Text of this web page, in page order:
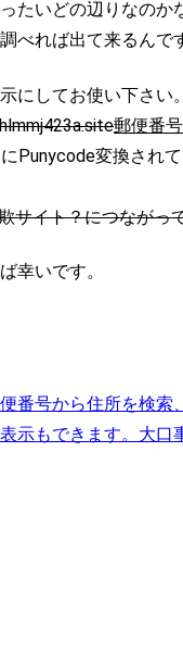
たいどの辺りなのか
べれば出て来るんで
にしてお使い下さい。
郵便番
Punycode変換され
サイト？につながっ
幸いです。
番号から住所を検
示もできます。大口